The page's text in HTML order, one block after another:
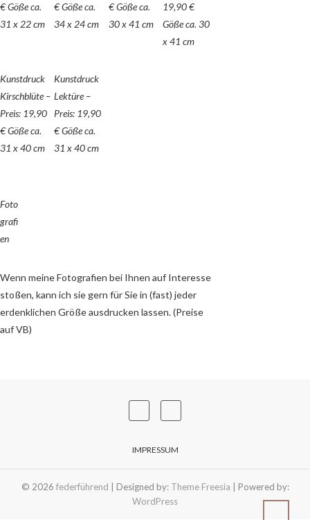
€ Göße ca.
31 x 22 cm
€ Göße ca.
34 x 24 cm
€ Göße ca.
30 x 41 cm
19,90 €
Göße ca. 30
x 41 cm
Kunstdruck
Kirschblüte –
Preis: 19,90
€ Göße ca.
31 x 40 cm
Kunstdruck
Lektüre –
Preis: 19,90
€ Göße ca.
31 x 40 cm
Foto
grafi
en
Wenn meine Fotografien bei Ihnen auf Interesse
stoßen, kann ich sie gern für Sie in (fast) jeder
erdenklichen Größe ausdrucken lassen. (Preise
auf VB)
IMPRESSUM
© 2026 federführend | Designed by: Theme Freesia | Powered by:
WordPress